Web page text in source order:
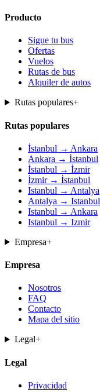
Producto
Sigue tu bus
Ofertas
Vuelos
Rutas de bus
Alquiler de autos
Rutas populares+
Rutas populares
İstanbul → Ankara
Ankara → İstanbul
İstanbul → İzmir
İzmir → İstanbul
Istanbul → Antalya
Antalya → Istanbul
Istanbul → Ankara
Istanbul → Izmir
Empresa+
Empresa
Nosotros
FAQ
Contacto
Mapa del sitio
Legal+
Legal
Privacidad